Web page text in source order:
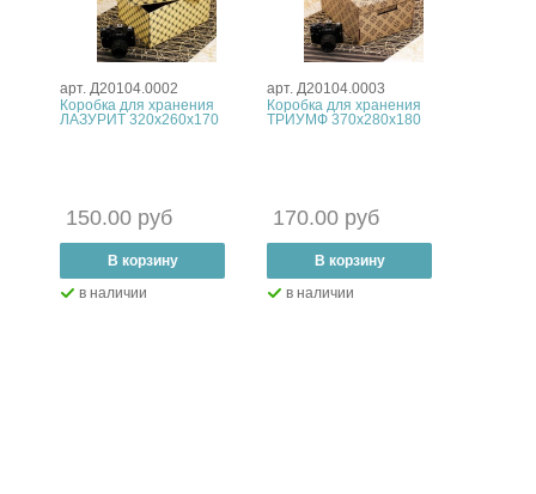
арт. Д20104.0002
Коробка для хранения
ЛАЗУРИТ 320х260х170
150.00 руб
+
В корзину
в наличии
арт. Д20104.0003
Коробка для хранения
ТРИУМФ 370х280х180
170.00 руб
+
В корзину
в наличии